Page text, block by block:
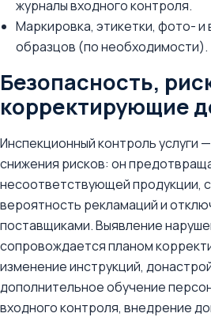
журналы входного контроля.
Маркировка, этикетки, фото-
образцов (по необходимости).
Безопасность,
корректирующие
Инспекционный контроль услуги
снижения рисков: он
несоответствующей продукции,
вероятность рекламаций и
поставщиками. Выявление
сопровождается планом
изменение инструкций,
дополнительное обучение
входного контроля, внедрение